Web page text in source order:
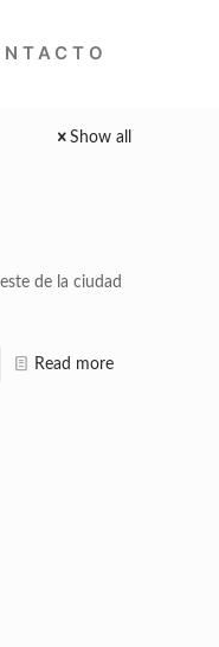
Show all
de la ciudad
Read more